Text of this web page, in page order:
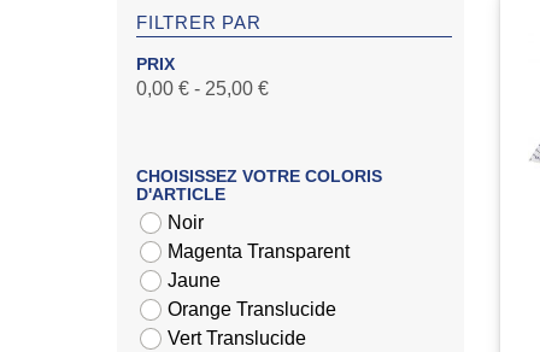
FILTRER PAR
PRIX
0,00 € - 25,00 €
CHOISISSEZ VOTRE COLORIS
D'ARTICLE
Noir
Magenta Transparent
Jaune
Orange Translucide
Vert Translucide